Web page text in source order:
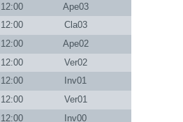
12:00
Ape03
12:00
Cla03
12:00
Ape02
12:00
Ver02
12:00
Inv01
12:00
Ver01
12:00
Inv00